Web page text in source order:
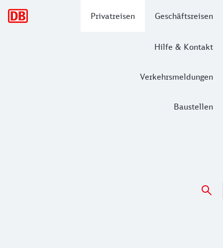
Privatreisen Geschäftsreisen
Hilfe & Kontakt
Verkehrsmeldungen
Baustellen